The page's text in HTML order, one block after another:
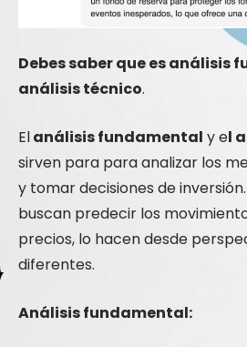
Debes saber que es análisis
análisis técnico.
Elanálisis fundamental y el
sirven para para analizar los
y tomar decisiones de
buscan predecir los
precios, lo hacen desde
diferentes.
Análisis fundamental: